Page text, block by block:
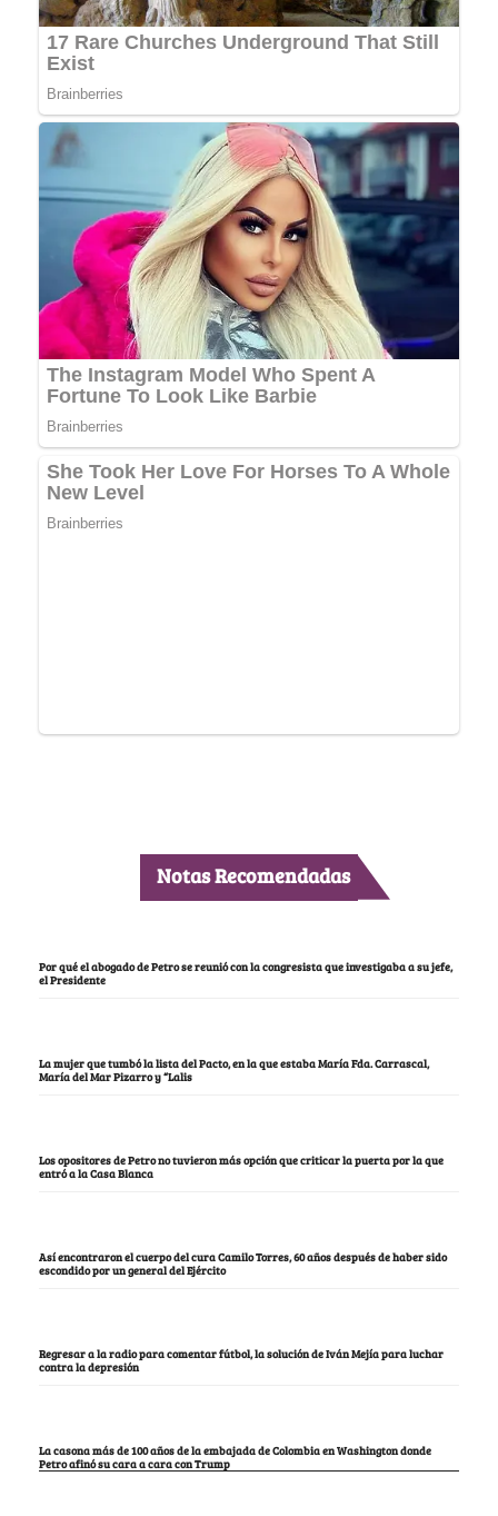
Notas Recomendadas
Por qué el abogado de Petro se reunió con la congresista que investigaba a su jefe,
el Presidente
La mujer que tumbó la lista del Pacto, en la que estaba María Fda. Carrascal,
María del Mar Pizarro y “Lalis
Los opositores de Petro no tuvieron más opción que criticar la puerta por la que
entró a la Casa Blanca
Así encontraron el cuerpo del cura Camilo Torres, 60 años después de haber sido
escondido por un general del Ejército
Regresar a la radio para comentar fútbol, la solución de Iván Mejía para luchar
contra la depresión
La casona más de 100 años de la embajada de Colombia en Washington donde
Petro afinó su cara a cara con Trump